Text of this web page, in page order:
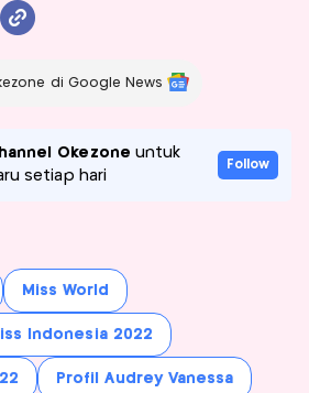
di Google News
Okezone untuk
setiap hari
Follow
Miss World
Indonesia 2022
Profil Audrey Vanessa